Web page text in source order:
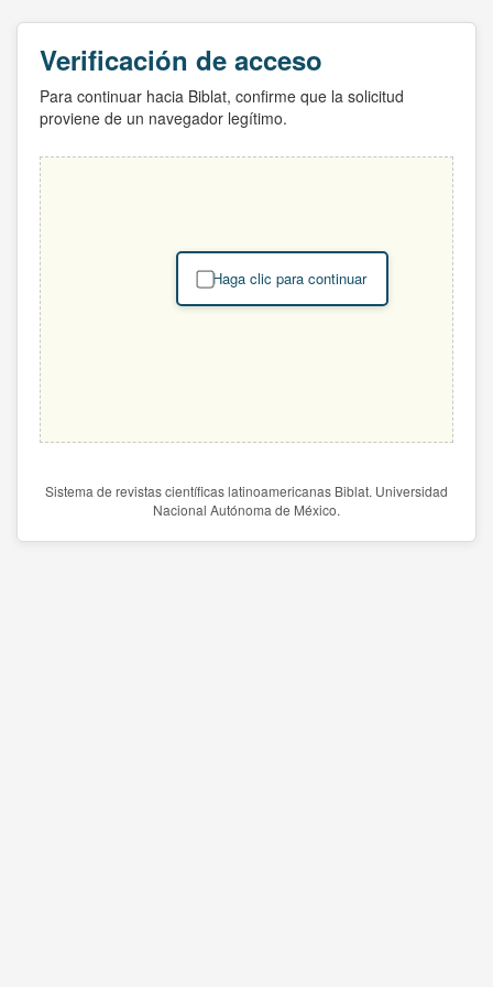
Verificación de acceso
Para continuar hacia Biblat, confirme que la solicitud
proviene de un navegador legítimo.
Haga clic para continuar
Sistema de revistas científicas latinoamericanas Biblat. Universidad
Nacional Autónoma de México.